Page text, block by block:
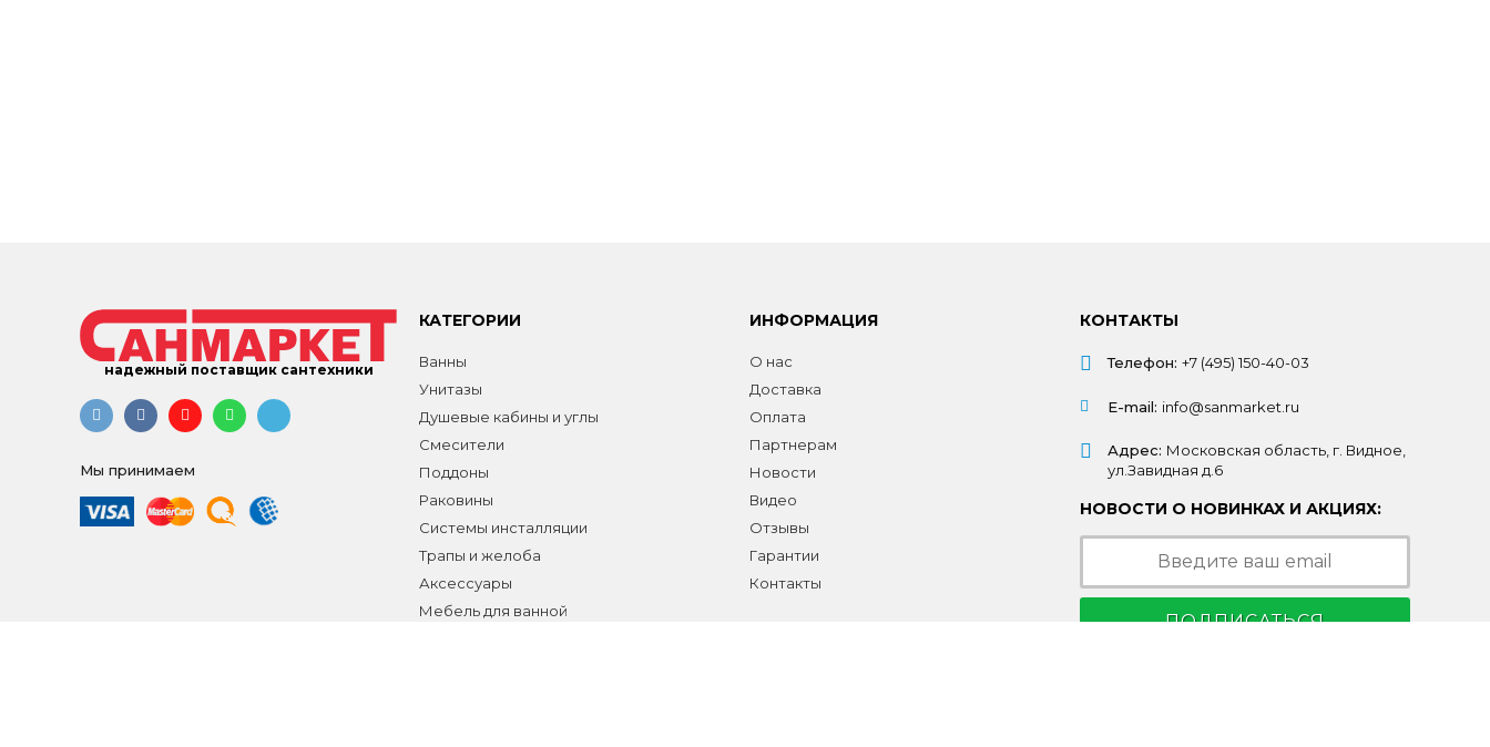
надежный поставщик сантехники
Мы принимаем
КАТЕГОРИИ
Ванны
Унитазы
Душевые кабины и углы
Смесители
Поддоны
Раковины
Системы инсталляции
Трапы и желоба
Аксессуары
Мебель для ванной
ИНФОРМАЦИЯ
О нас
Доставка
Оплата
Партнерам
Новости
Видео
Отзывы
Гарантии
Контакты
КОНТАКТЫ
Телефон: +7 (495) 150-40-03
E-mail: info@sanmarket.ru
Адрес: Московская область, г. Видное,
ул.Завидная д.6
НОВОСТИ О НОВИНКАХ И АКЦИЯХ:
ПОДПИСАТЬСЯ